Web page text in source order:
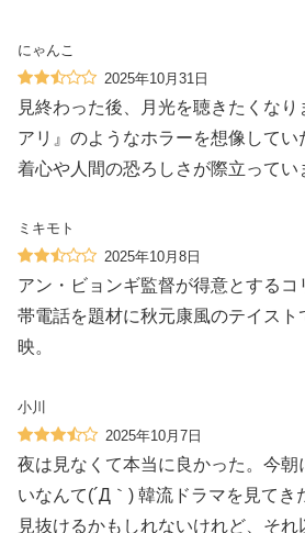
にゃんこ
2025年10月31日
見終わった後、月光を聴きたくな
アリ』のようなホラーを想像して
着心や人間の恐ろしさが際立ってい
ミキモト
2025年10月8日
アン・ビョンギ監督が得意とする
帯電話を題材に秋元康風のテイスト
映。
小川
2025年10月7日
夜は見なくて本当に良かった。今朝
いなんて(´Д｀) 韓流ドラマを見てき
見抜けるかもしれないけれど、そ